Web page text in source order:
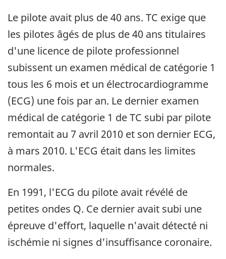
Le pilote avait plus de 40 ans. TC exige que
les pilotes âgés de plus de 40 ans titulaires
d'une licence de pilote professionnel
subissent un examen médical de catégorie 1
tous les 6 mois et un électrocardiogramme
(ECG) une fois par an. Le dernier examen
médical de catégorie 1 de TC subi par pilote
remontait au 7 avril 2010 et son dernier ECG,
à mars 2010. L'ECG était dans les limites
normales.
En 1991, l'ECG du pilote avait révélé de
petites ondes Q. Ce dernier avait subi une
épreuve d'effort, laquelle n'avait détecté ni
ischémie ni signes d'insuffisance coronaire.